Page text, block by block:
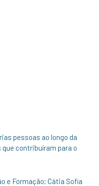
pessoas ao longo da
contribuíram para o
e Formação; Cátia Sofia